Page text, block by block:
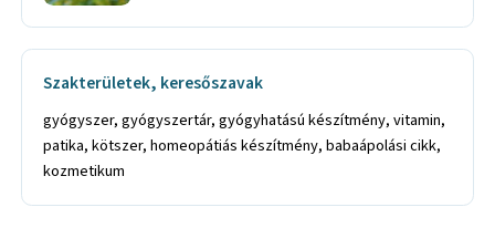
Szakterületek, keresőszavak
gyógyszer, gyógyszertár, gyógyhatású készítmény, vitamin,
patika, kötszer, homeopátiás készítmény, babaápolási cikk,
kozmetikum